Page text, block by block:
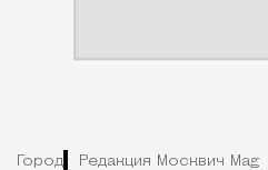
Город Редакция Москвич Mag